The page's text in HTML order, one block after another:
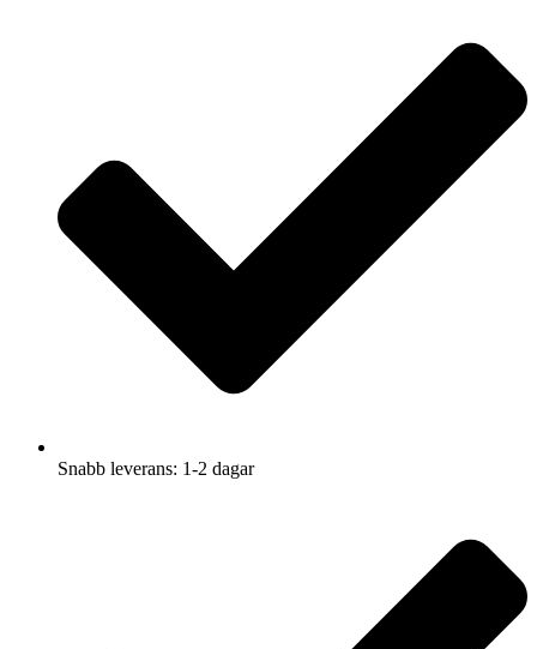
Snabb leverans: 1-2 dagar